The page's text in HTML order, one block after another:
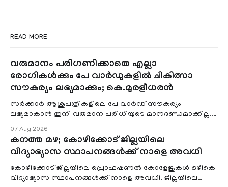
READ MORE
വരുമാനം പരിഗണിക്കാതെ എല്ലാ
രോഗികൾക്കും പേ വാർഡുകളിൽ ചികിത്സാ
സൗകര്യം ലഭ്യമാക്കും; കെ.മുരളീധരൻ
സർക്കാർ ആശുപത്രികളിലെ പേ വാർഡ് സൗകര്യം
ലഭ്യമാകാൻ ഇനി വരുമാന പരിധിയുടെ മാനദണ്ഡമാക്കില്ല.
07 Aug 2026
കനത്ത മഴ; കോഴിക്കോട് ജില്ലയിലെ
വിദ്യാഭ്യാസ സ്ഥാപനങ്ങൾക്ക് നാളെ അവധി
കോഴിക്കോട് ജില്ലയിലെ പ്രൊഫഷണൽ കോളേജുകൾ ഒഴികെ
വിദ്യാഭ്യാസ സ്ഥാപനങ്ങൾക്ക് നാളെ അവധി. ജില്ലയിലെ